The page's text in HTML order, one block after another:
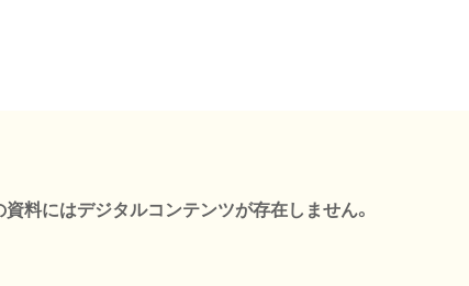
資料にはデジタルコンテンツが存在しません。